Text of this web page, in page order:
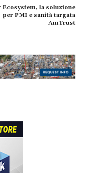
Ecosystem, la soluzione
per PMI e sanità targata
AmTrust